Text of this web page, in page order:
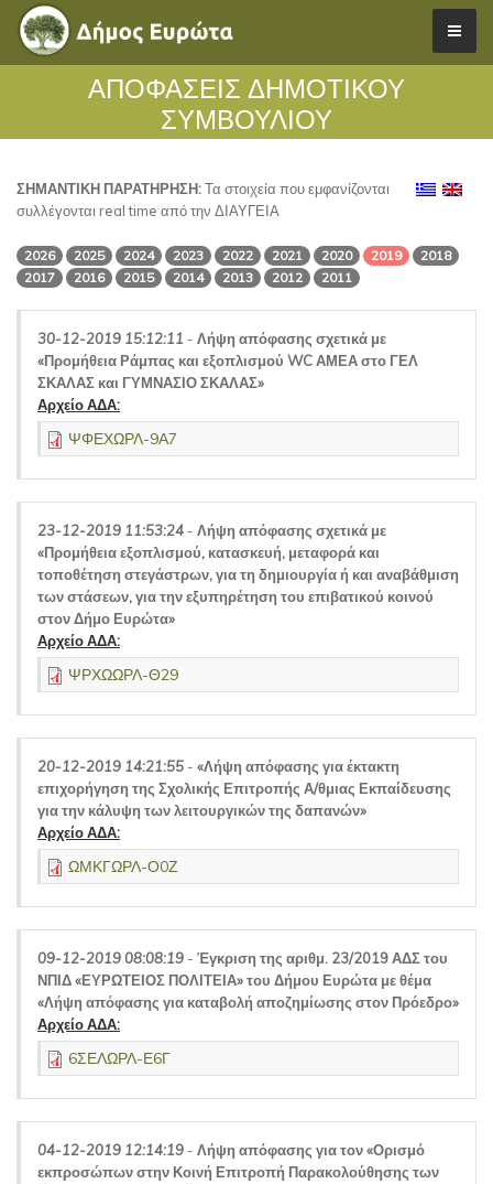
ΑΠΟΦΑΣΕΙΣ ΔΗΜΟΤΙΚΟΥ
ΣΥΜΒΟΥΛΙΟΥ
ΣΗΜΑΝΤΙΚΗ ΠΑΡΑΤΗΡΗΣΗ:Τα στοιχεία που εμφανίζονται
συλλέγονται real time από την ΔΙΑΥΓΕΙΑ
2026 2025 2024 2023 2022 2021 2020 2019
2018
2017
2016 2015 2014 2013 2012 2011
30-12-2019 15:12:11 - Λήψη απόφασης σχετικά με
«Προμήθεια Ράμπας και εξοπλισμού WC ΑΜΕΑ στο ΓΕΛ
ΣΚΑΛΑΣ και ΓΥΜΝΑΣΙΟ ΣΚΑΛΑΣ»
Αρχείο ΑΔΑ:
ΨΦΕΧΩΡΛ-9Α7
23-12-2019 11:53:24 - Λήψη απόφασης σχετικά με
«Προμήθεια εξοπλισμού, κατασκευή, μεταφορά και
τοποθέτηση στεγάστρων, για τη δημιουργία ή και αναβάθμιση
των στάσεων, για την εξυπηρέτηση του επιβατικού κοινού
στον Δήμο Ευρώτα»
Αρχείο ΑΔΑ:
ΨΡΧΩΩΡΛ-Θ29
20-12-2019 14:21:55 - «Λήψη απόφασης για έκτακτη
επιχορήγηση της Σχολικής Επιτροπής Α/θμιας Εκπαίδευσης
για την κάλυψη των λειτουργικών της δαπανών»
Αρχείο ΑΔΑ:
ΩΜΚΓΩΡΛ-Ο0Ζ
09-12-2019 08:08:19 - Έγκριση της αριθμ. 23/2019 ΑΔΣ του
ΝΠΙΔ «ΕΥΡΩΤΕΙΟΣ ΠΟΛΙΤΕΙΑ» του Δήμου Ευρώτα με θέμα
«Λήψη απόφασης για καταβολή αποζημίωσης στον Πρόεδρο»
Αρχείο ΑΔΑ:
6ΣΕΛΩΡΛ-Ε6Γ
04-12-2019 12:14:19 - Λήψη απόφασης για τον «Ορισμό
εκπροσώπων στην Κοινή Επιτροπή Παρακολούθησης των